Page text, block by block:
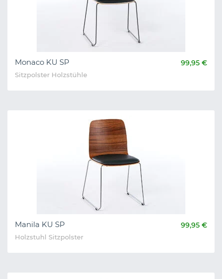
Monaco KU SP 99,95 €
Sitzpolster Holzstühle
Manila KU SP 99,95 €
Holzstuhl Sitzpolster